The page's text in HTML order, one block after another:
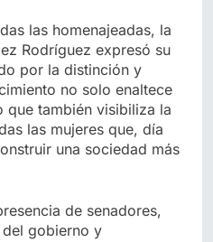
las homenajeadas, la
Rodríguez expresó su
por la distinción y
no solo enaltece
que también visibiliza la
las mujeres que, día
una sociedad más
de senadores,
gobierno y